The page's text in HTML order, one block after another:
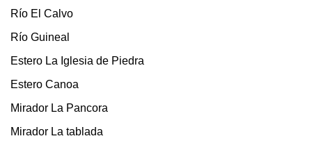
Río El Calvo
Río Guineal
Estero La Iglesia de Piedra
Estero Canoa
Mirador La Pancora
Mirador La tablada